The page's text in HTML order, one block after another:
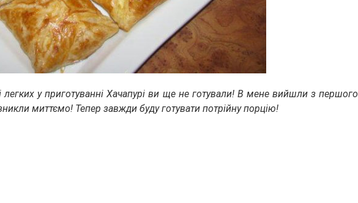
легких у приготуванні Хачапурі ви ще не готували! В мене вийшли з першого
миттємо! Тепер завжди буду готувати потрійну порцію!